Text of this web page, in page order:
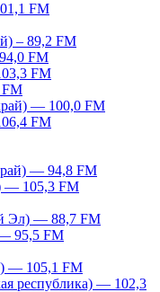
FM
– 89,2 FM
FM
FM
FM
— 100,0 FM
FM
— 94,8 FM
— 105,3 FM
Эл) — 88,7 FM
— 95,5 FM
— 105,1 FM
республика) — 102,3